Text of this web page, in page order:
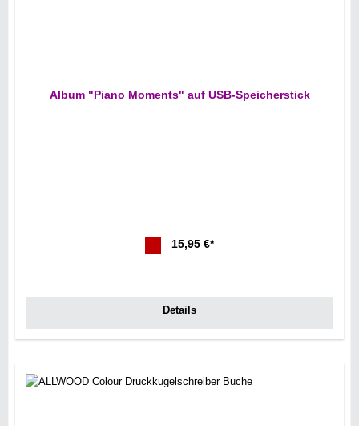
Album "Piano Moments" auf USB-Speicherstick
15,95 €*
Details